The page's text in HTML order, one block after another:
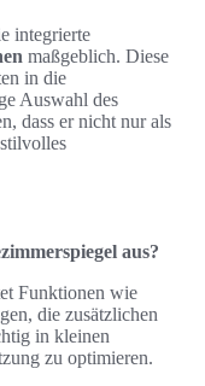
integrierte
maßgeblich. Diese
in die
Auswahl des
dass er nicht nur als
aus?
Funktionen wie
die zusätzlichen
in kleinen
zu optimieren.